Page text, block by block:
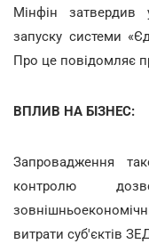
Мінфін затвердив
запуску системи
Про це повідомляє
ВПЛИВ НА БІЗНЕС:
Запровадження
контролю
витрати суб'єктів